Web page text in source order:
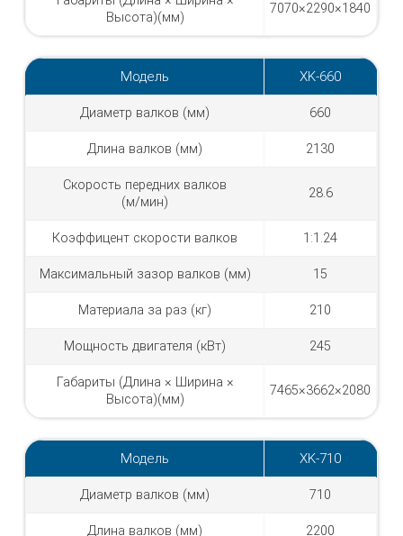
Высота)(мм)
7070×2290×1840
Модель XK-660
Диаметр валков (мм) 660
Длина валков (мм) 2130
Скорость передних валков
(м/мин)
28.6
Коэффицент скорости валков 1:1.24
Максимальный зазор валков (мм) 15
Материала за раз (кг) 210
Мощность двигателя (кВт) 245
Габариты (Длина × Ширина ×
Высота)(мм)
7465×3662×2080
Модель XK-710
Диаметр валков (мм) 710
Длина валков (мм) 2200